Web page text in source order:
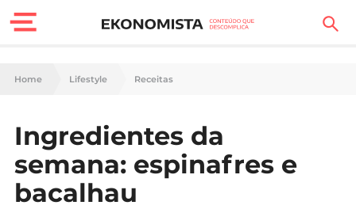
Finanças Pessoais
Carreira
Casa
Home Lifestyle Receitas
Ingredientes da
semana: espinafres e
bacalhau